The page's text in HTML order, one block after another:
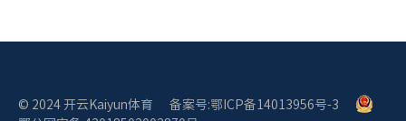
© 2024 开云Kaiyun体育
备案号:鄂ICP备14013956号-3